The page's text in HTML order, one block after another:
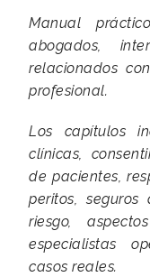
Manual
abogados,
relacionados
profesional.
Los capítulos
clínicas,
de pacientes,
peritos,
riesgo,
especialistas
casos reales.